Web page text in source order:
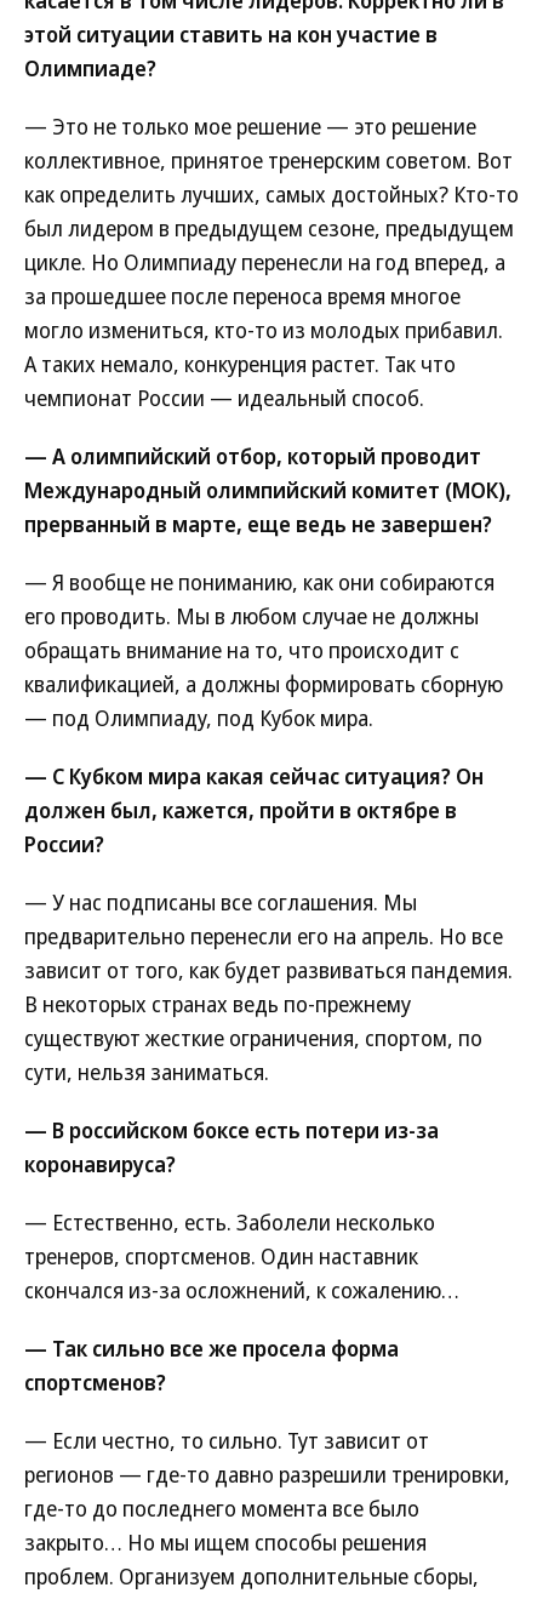
этой ситуации ставить на кон участие в
Олимпиаде?
— Это не только мое решение — это решение
коллективное, принятое тренерским советом. Вот
как определить лучших, самых достойных? Кто-то
был лидером в предыдущем сезоне, предыдущем
цикле. Но Олимпиаду перенесли на год вперед, а
за прошедшее после переноса время многое
могло измениться, кто-то из молодых прибавил.
А таких немало, конкуренция растет. Так что
чемпионат России — идеальный способ.
— А олимпийский отбор, который проводит
Международный олимпийский комитет (МОК),
прерванный в марте, еще ведь не завершен?
— Я вообще не пониманию, как они собираются
его проводить. Мы в любом случае не должны
обращать внимание на то, что происходит с
квалификацией, а должны формировать сборную
— под Олимпиаду, под Кубок мира.
— С Кубком мира какая сейчас ситуация? Он
должен был, кажется, пройти в октябре в
России?
— У нас подписаны все соглашения. Мы
предварительно перенесли его на апрель. Но все
зависит от того, как будет развиваться пандемия.
В некоторых странах ведь по-прежнему
существуют жесткие ограничения, спортом, по
сути, нельзя заниматься.
— В российском боксе есть потери из-за
коронавируса?
— Естественно, есть. Заболели несколько
тренеров, спортсменов. Один наставник
скончался из-за осложнений, к сожалению…
— Так сильно все же просела форма
спортсменов?
— Если честно, то сильно. Тут зависит от
регионов — где-то давно разрешили тренировки,
где-то до последнего момента все было
закрыто… Но мы ищем способы решения
проблем. Организуем дополнительные сборы,